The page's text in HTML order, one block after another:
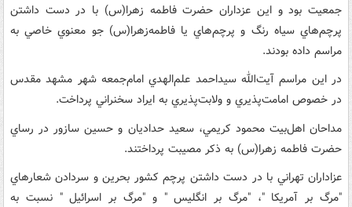
جمعيت بود و اين عزداران حضرت فاطمه زهرا(س) با در دست داشتن
پرچم‌هاي سياه رنگ و پرچم‌هاي يا فاطمه‌زهرا(س) جو معنوي خاصي به
مراسم داده بودند.
در اين مراسم آيت‌‌الله سيداحمد علم‌الهدي امام‌جمعه شهر مشهد مقدس
در خصوص امامت‌پذيري و ولابت‌پذيري به ايراد سخنراني پرداخت.
مداحان اهل‌بيت محمود کريمي، سعيد حداديان و حسين سازور در رساي
حضرت فاطمه زهرا(س) به ذکر مصيبت پرداختند.
عزاداران تهراني با در دست داشتن پرچم کشور بحرين و سردادن شعارهاي
"مرگ بر آمريکا "، "مرگ بر انگليس " و "مرگ بر اسرائيل " نسبت به